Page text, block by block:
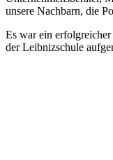
unsere Nachbarn, die
Es war ein
der Leibnizschule